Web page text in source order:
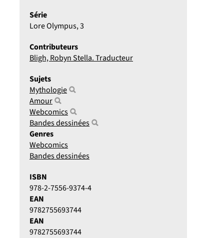
Série
Lore Olympus, 3
Contributeurs
Bligh, Robyn Stella. Traducteur
Sujets
Mythologie
Amour
Webcomics
Bandes dessinées
Genres
Webcomics
Bandes dessinées
ISBN
978-2-7556-9374-4
EAN
9782755693744
EAN
9782755693744